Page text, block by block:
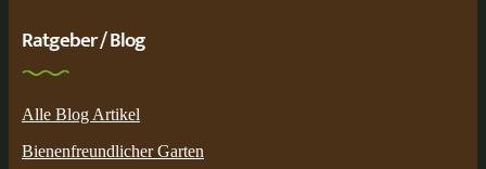
Ratgeber / Blog
Alle Blog Artikel
Bienenfreundlicher Garten